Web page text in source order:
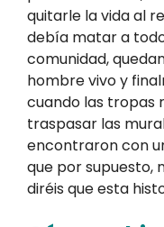
quitarle la vida al
debía matar a
comunidad,
hombre vivo y
cuando las tropas
traspasar las
encontraron con
que por supuesto,
diréis que esta